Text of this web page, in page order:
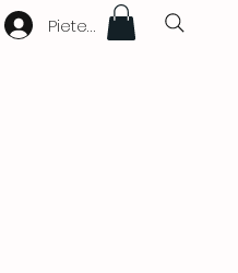
Pieteikties